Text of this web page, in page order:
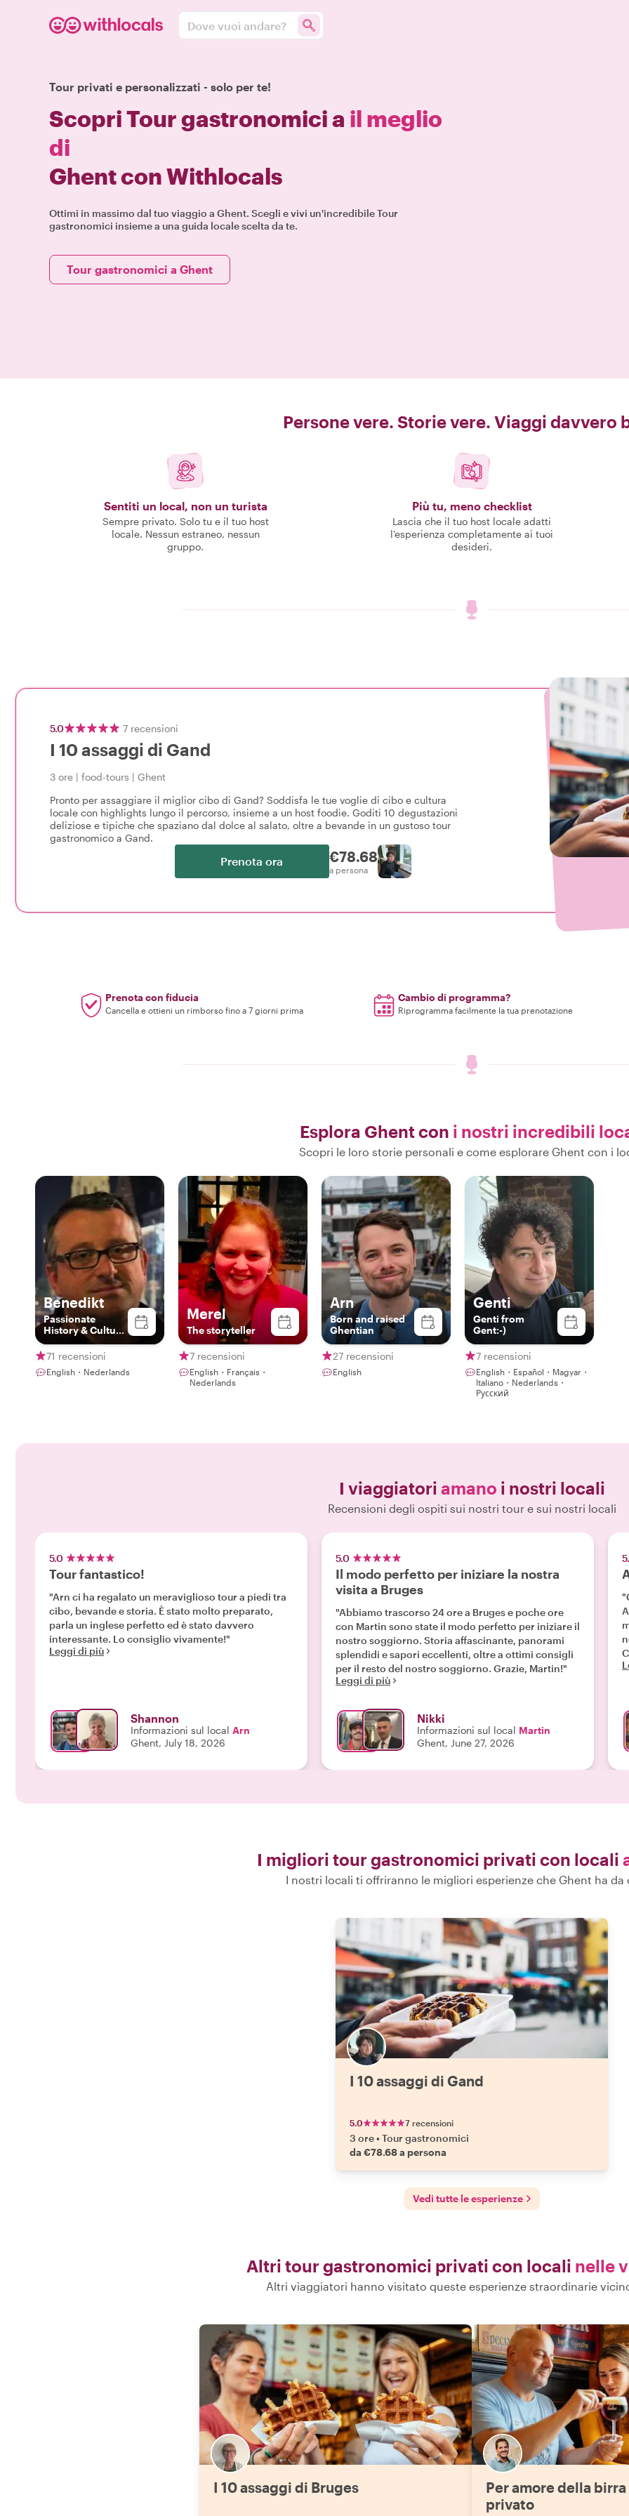
Dove vuoi andare?
Tour privati e personalizzati - solo per te!
Scopri Tour gastronomici a il meglio
di
Ghent con Withlocals
Ottimi in massimo dal tuo viaggio a Ghent. Scegli e vivi un'incredibile Tour
gastronomici insieme a una guida locale scelta da te.
Tour gastronomici a Ghent
Persone vere. Storie vere. Viaggi davvero
Sentiti un local, non un turista
Sempre privato. Solo tu e il tuo host
locale. Nessun estraneo, nessun
gruppo.
Più tu, meno checklist
Lascia che il tuo host locale adatti
l'esperienza completamente ai tuoi
desideri.
5.0 7 recensioni
I 10 assaggi di Gand
3 ore | food-tours | Ghent
Pronto per assaggiare il miglior cibo di Gand? Soddisfa le tue voglie di cibo e cultura
locale con highlights lungo il percorso, insieme a un host foodie. Goditi 10 degustazioni
deliziose e tipiche che spaziano dal dolce al salato, oltre a bevande in un gustoso tour
gastronomico a Gand.
Prenota ora €78.68
a persona
Prenota con fiducia
Cancella e ottieni un rimborso fino a 7 giorni prima
Cambio di programma?
Riprogramma facilmente la tua prenotazione
Esplora Ghent con i nostri incredibili
Scopri le loro storie personali e come esplorare Ghent con i
Benedikt
Passionate
History & Culture
Superspreader
71 recensioni
English・Nederlands
Merel
The storyteller
7 recensioni
English・Français・
Nederlands
Arn
Born and raised
Ghentian
27 recensioni
English
Genti
Genti from
Gent:-)
7 recensioni
English・Español・Magyar・
Italiano・Nederlands・
Русский
I viaggiatori amano i nostri locali
Recensioni degli ospiti sui nostri tour e sui nostri locali
5.0
Tour fantastico!
"Arn ci ha regalato un meraviglioso tour a piedi tra
cibo, bevande e storia. È stato molto preparato,
parla un inglese perfetto ed è stato davvero
interessante. Lo consiglio vivamente!"
Leggi di più
Shannon
Informazioni sul local Arn
Ghent, July 18, 2026
5.0
Il modo perfetto per iniziare la nostra
visita a Bruges
"Abbiamo trascorso 24 ore a Bruges e poche ore
con Martin sono state il modo perfetto per iniziare il
nostro soggiorno. Storia affascinante, panorami
splendidi e sapori eccellenti, oltre a ottimi consigli
per il resto del nostro soggiorno. Grazie, Martin!"
Leggi di più
Nikki
Informazioni sul local Martin
Ghent, June 27, 2026
I migliori tour gastronomici privati con locali
I nostri locali ti offriranno le migliori esperienze che Ghent ha da
I 10 assaggi di Gand
5.0 7 recensioni
3 ore•Tour gastronomici
da €78.68 a persona
Vedi tutte le esperienze
Altri tour gastronomici privati con locali nelle
Altri viaggiatori hanno visitato queste esperienze straordinarie
I 10 assaggi di Bruges
Per amore della
privato